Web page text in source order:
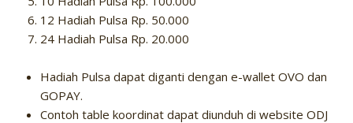
12 Hadiah Pulsa Rp. 50.000
24 Hadiah Pulsa Rp. 20.000
Hadiah Pulsa dapat diganti dengan e-wallet OVO dan
GOPAY.
Contoh table koordinat dapat diunduh di website ODJ